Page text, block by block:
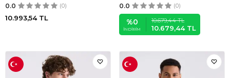
0.0 (0)
10.993,54TL
0.0 (0)
%0
İNDIRIM
10.679,44TL
10.679,44TL